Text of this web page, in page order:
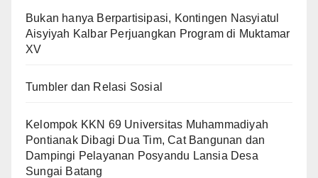
Bukan hanya Berpartisipasi, Kontingen Nasyiatul
Aisyiyah Kalbar Perjuangkan Program di Muktamar
XV
Tumbler dan Relasi Sosial
Kelompok KKN 69 Universitas Muhammadiyah
Pontianak Dibagi Dua Tim, Cat Bangunan dan
Dampingi Pelayanan Posyandu Lansia Desa
Sungai Batang